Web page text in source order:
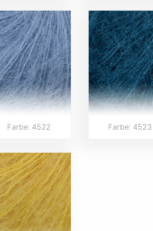
Farbe: 4522 Farbe: 4523